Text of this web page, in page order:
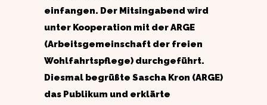
einfangen. Der Mitsingabend wird
unter Kooperation mit der ARGE
(Arbeitsgemeinschaft der freien
Wohlfahrtspflege) durchgeführt.
Diesmal begrüßte Sascha Kron (ARGE)
das Publikum und erklärte